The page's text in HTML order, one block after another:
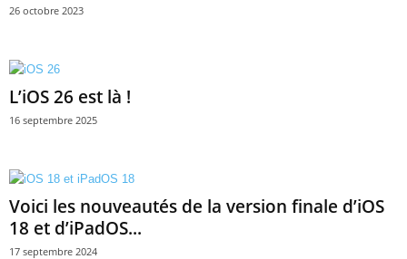
26 octobre 2023
L’iOS 26 est là !
16 septembre 2025
Voici les nouveautés de la version finale d’iOS
18 et d’iPadOS...
17 septembre 2024